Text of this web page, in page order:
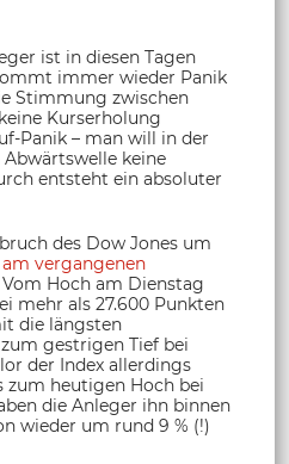
ist in diesen Tagen
immer wieder Panik
Stimmung zwischen
Kurserholung
Panik – man will in der
keine
entsteht ein absoluter
des Dow Jones um
am vergangenen
Hoch am Dienstag
mehr als 27.600 Punkten
die längsten
gestrigen Tief bei
der Index allerdings
zum heutigen Hoch bei
die Anleger ihn binnen
wieder um rund 9 % (!)